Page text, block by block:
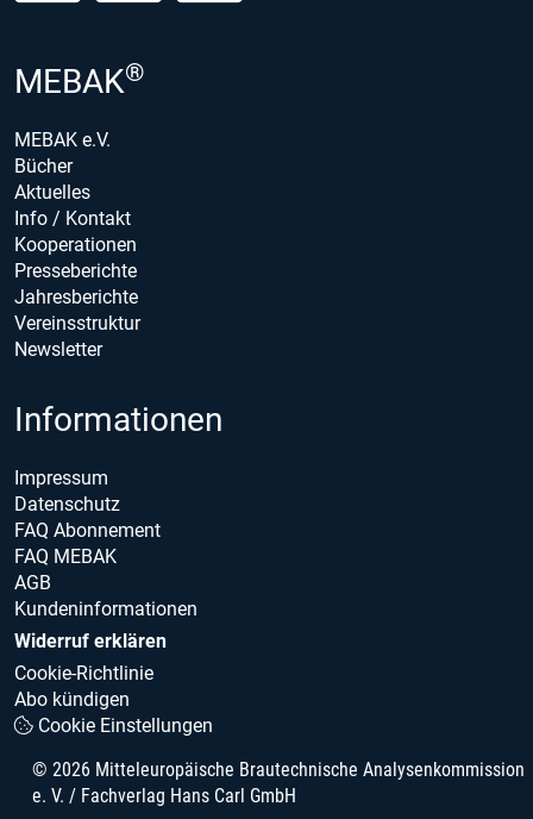
MEBAK®
MEBAK e.V.
Bücher
Aktuelles
Info / Kontakt
Kooperationen
Presseberichte
Jahresberichte
Vereinsstruktur
Newsletter
Informationen
Impressum
Datenschutz
FAQ Abonnement
FAQ MEBAK
AGB
Kundeninformationen
Widerruf erklären
Cookie-Richtlinie
Abo kündigen
Cookie Einstellungen
© 2026 Mitteleuropäische Brautechnische Analysenkommission
e. V. / Fachverlag Hans Carl GmbH